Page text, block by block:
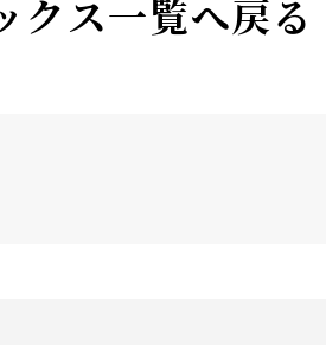
クス一覧へ戻る